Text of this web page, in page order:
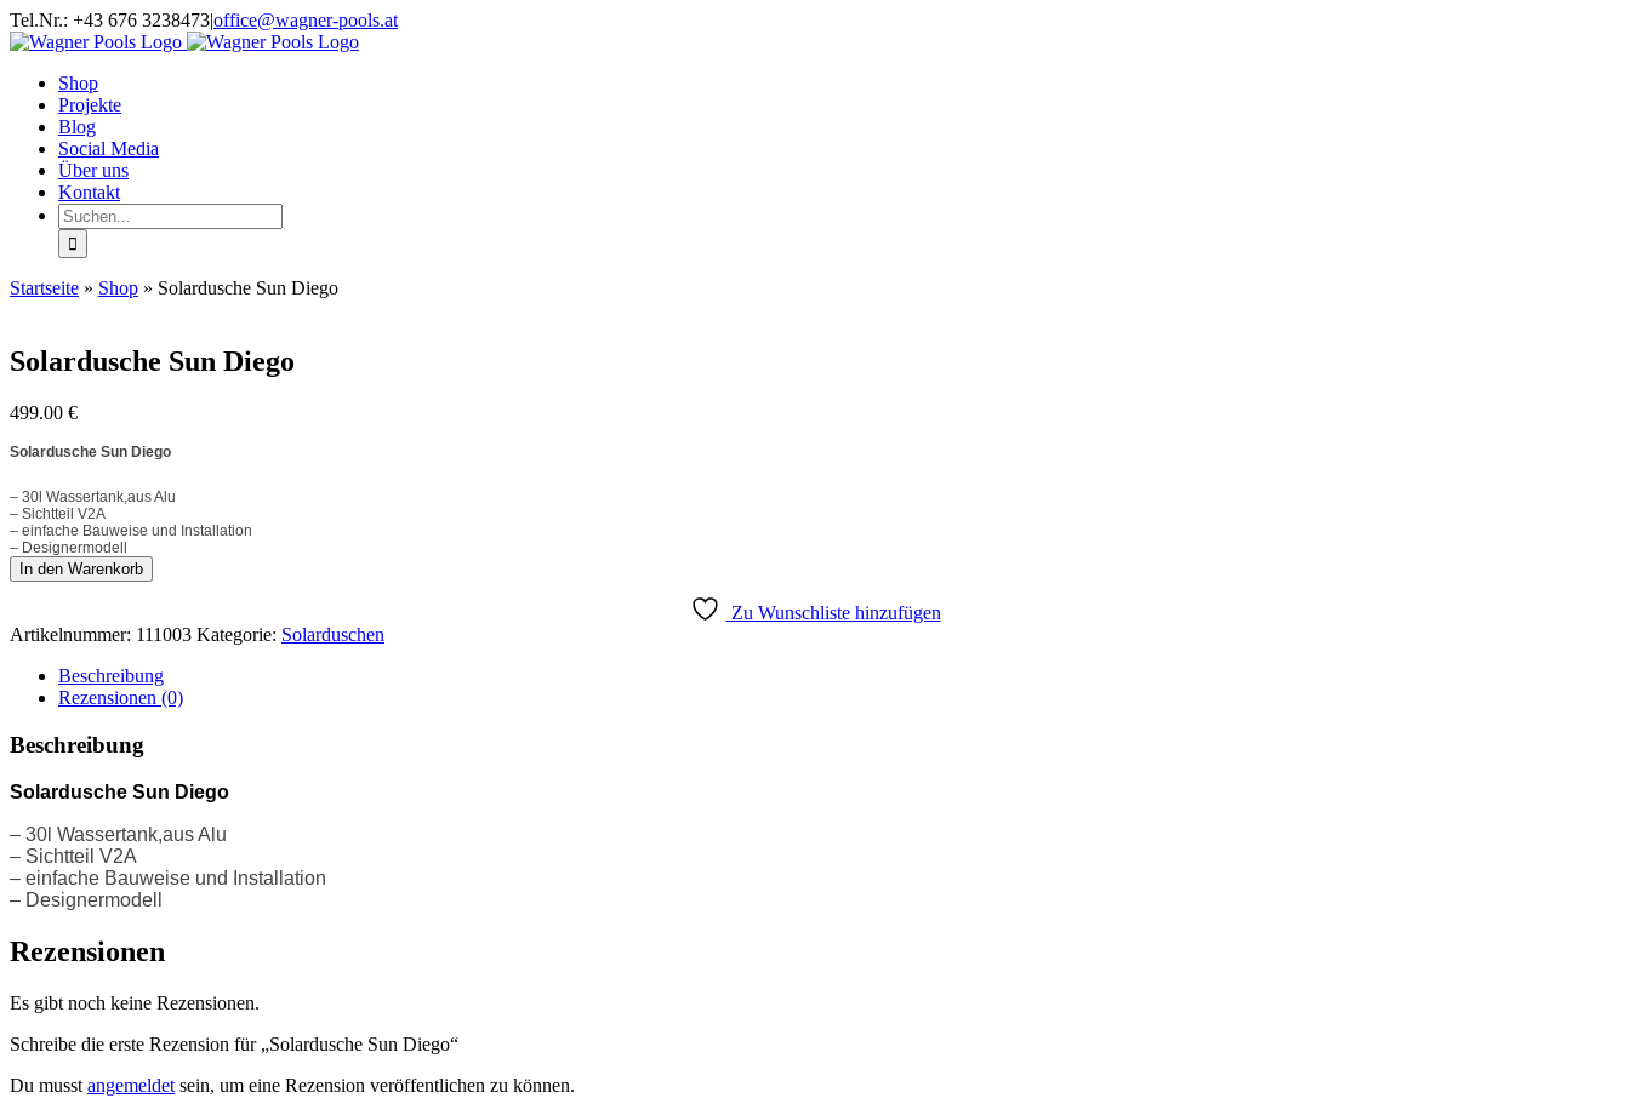
Zum
Inhalt
Facebook
Twitter
Instagram
YouTube
Tel.Nr.: +43 676 3238473|office@wagner-pools.at
Shop
Projekte
Blog
Social Media
Über uns
Kontakt
Suche
nach:
Startseite » Shop » Solardusche Sun Diego
Solardusche Sun Diego
499.00 €
Solardusche Sun Diego
– 30l Wassertank,aus Alu
– Sichtteil V2A
– einfache Bauweise und Installation
– Designermodell
Solardusche
Sun
Menge
In den Warenkorb
Zu Wunschliste hinzufügen
Artikelnummer: 111003 Kategorie: Solarduschen
Beschreibung
Rezensionen (0)
Beschreibung
Solardusche Sun Diego
– 30l Wassertank,aus Alu
– Sichtteil V2A
– einfache Bauweise und Installation
– Designermodell
Rezensionen
Es gibt noch keine Rezensionen.
Schreibe die erste Rezension für „Solardusche Sun Diego“
Du musst angemeldet sein, um eine Rezension veröffentlichen zu können.